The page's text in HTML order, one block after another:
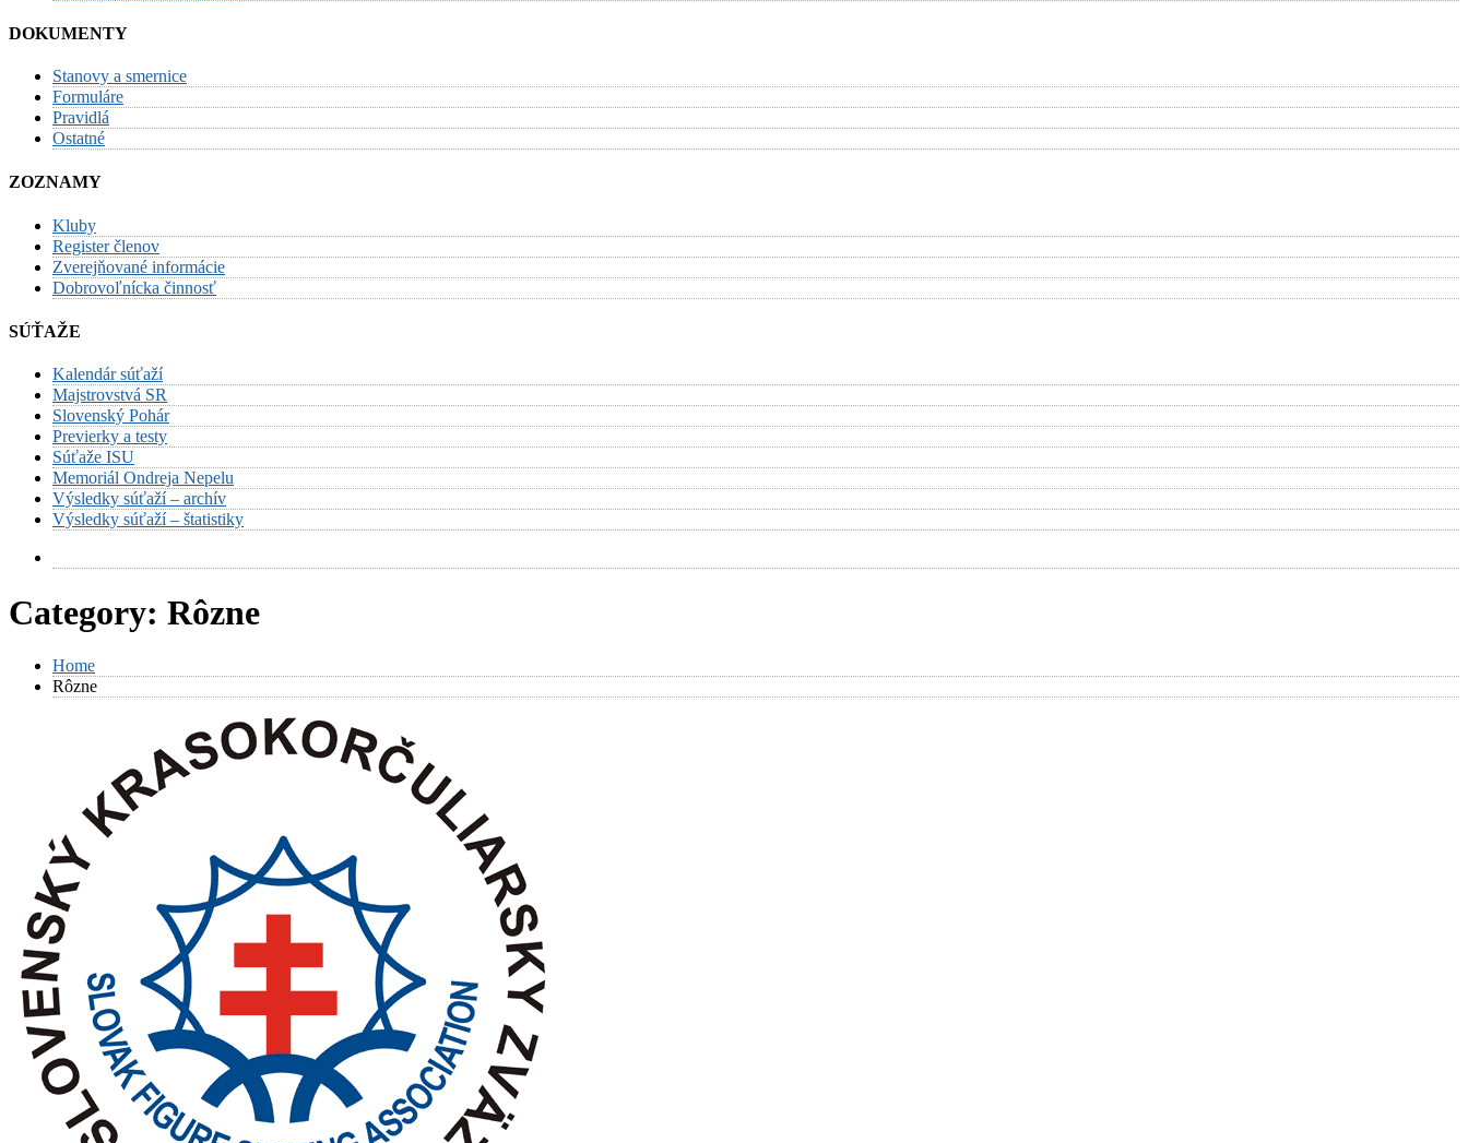
DOKUMENTY
Stanovy a smernice
Formuláre
Pravidlá
Ostatné
ZOZNAMY
Kluby
Register členov
Zverejňované informácie
Dobrovoľnícka činnosť
SÚŤAŽE
Kalendár súťaží
Majstrovstvá SR
Slovenský Pohár
Previerky a testy
Súťaže ISU
Memoriál Ondreja Nepelu
Výsledky súťaží – archív
Výsledky súťaží – štatistiky
Category: Rôzne
Home
Rôzne